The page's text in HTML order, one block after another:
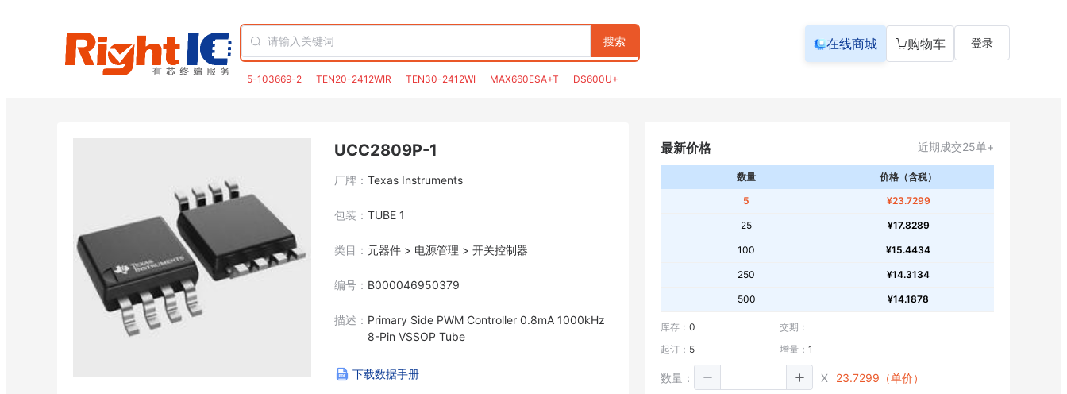
搜索
5-103669-2 TEN20-2412WIR TEN30-2412WI MAX660ESA+T DS600U+
在线商城 购物车 登录
UCC2809P-1
厂牌： Texas Instruments
包装： TUBE 1
类目： 元器件 > 电源管理 > 开关控制器
编号： B000046950379
描述： Primary Side PWM Controller 0.8mA 1000kHz
8-Pin VSSOP Tube
下载数据手册
最新价格 近期成交25单+
数量
价格（含税）
5
¥23.7299
25 ¥17.8289
100 ¥15.4434
250 ¥14.3134
500 ¥14.1878
库存： 0
交期：
起订： 5 增量： 1
数量： X 23.7299（单价）